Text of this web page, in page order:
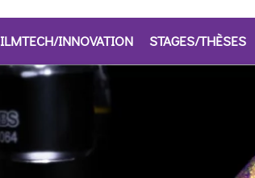
ILMTECH/INNOVATION STAGES/THÈSES